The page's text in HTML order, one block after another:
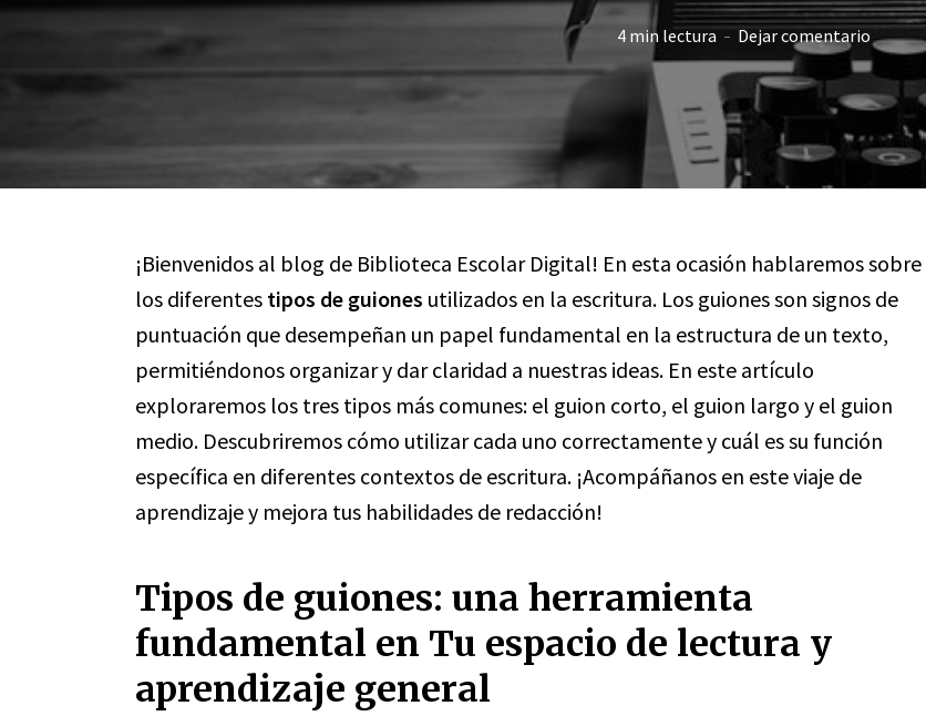
4 min lectura Dejar comentario
¡Bienvenidos al blog de Biblioteca Escolar Digital! En esta ocasión hablaremos sobre
los diferentes tipos de guiones utilizados en la escritura. Los guiones son signos de
puntuación que desempeñan un papel fundamental en la estructura de un texto,
permitiéndonos organizar y dar claridad a nuestras ideas. En este artículo
exploraremos los tres tipos más comunes: el guion corto, el guion largo y el guion
medio. Descubriremos cómo utilizar cada uno correctamente y cuál es su función
específica en diferentes contextos de escritura. ¡Acompáñanos en este viaje de
aprendizaje y mejora tus habilidades de redacción!
Tipos de guiones: una herramienta
fundamental en Tu espacio de lectura y
aprendizaje general